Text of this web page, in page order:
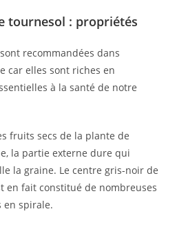
tournesol : propriétés
recommandées dans
car elles sont riches en
à la santé de notre
fruits secs de la plante de
la partie externe dure qui
la graine. Le centre gris-noir de
en fait constitué de nombreuses
en spirale.